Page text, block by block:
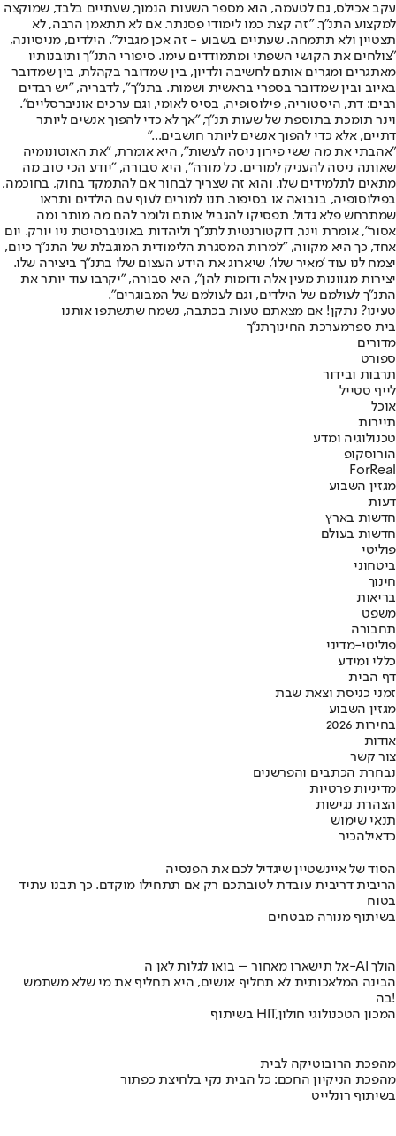
עקב אכילס, גם לטעמה, הוא מספר השעות הנמוך, שעתיים בלבד, שמוקצה
למקצוע התנ"ך. "זה קצת כמו לימודי פסנתר. אם לא תתאמן הרבה, לא
תצטיין ולא תתמחה. שעתיים בשבוע - זה אכן מגביל". הילדים, מניסיונה,
"צולחים את הקושי השפתי ומתמודדים עימו. סיפורי התנ"ך ותובנותיו
מאתגרים ומגרים אותם לחשיבה ולדיון, בין שמדובר בקהלת, בין שמדובר
באיוב ובין שמדובר בספרי בראשית ושמות. בתנ"ך", לדבריה, "יש רבדים
רבים: דת, היסטוריה, פילוסופיה, בסיס לאומי, וגם ערכים אוניברסליים".
וינר תומכת בתוספת של שעות תנ"ך, "אך לא כדי להפוך אנשים ליותר
דתיים, אלא כדי להפוך אנשים ליותר חושבים..."
"אהבתי את מה ששי פירון ניסה לעשות", היא אומרת, "את האוטונומיה
שאותה ניסה להעניק למורים. כל מורה", היא סבורה, "יודע הכי טוב מה
מתאים לתלמידים שלו, והוא זה שצריך לבחור אם להתמקד בחוק, בחוכמה,
בפילוסופיה, בנבואה או בסיפור. תנו למורים לעוף עם הילדים ותראו
שמתרחש פלא גדול. תפסיקו להגביל אותם ולומר להם מה מותר ומה
אסור", אומרת וינר, דוקטורנטית לתנ"ך וליהדות באוניברסיטת ניו יורק. יום
אחד, כך היא מקווה, "למרות המסגרת הלימודית המוגבלת של התנ"ך כיום,
יצמח לנו עוד 'מאיר שלו', שיארוג את הידע העצום שלו בתנ"ך ביצירה שלו.
יצירות מגוונות מעין אלה ודומות להן", היא סבורה, "יקרבו עוד יותר את
התנ"ך לעולמם של הילדים, וגם לעולמם של המבוגרים".
טעינו? נתקן! אם מצאתם טעות בכתבה, נשמח שתשתפו אותנו
בית ספרמערכת החינוךתנ''ך
מדורים
ספורט
תרבות ובידור
לייף סטייל
אוכל
תיירות
טכנולוגיה ומדע
הורוסקופ
ForReal
מגזין השבוע
דעות
חדשות בארץ
חדשות בעולם
פוליטי
ביטחוני
חינוך
בריאות
משפט
תחבורה
פוליטי-מדיני
כללי ומידע
דף הבית
זמני כניסת וצאת שבת
מגזין השבוע
בחירות 2026
אודות
צור קשר
נבחרת הכתבים והפרשנים
מדיניות פרטיות
הצהרת נגישות
תנאי שימוש
כדאילהכיר
הסוד של איינשטיין שיגדיל לכם את הפנסיה
הריבית דריבית עובדת לטובתכם רק אם תתחילו מוקדם. כך תבנו עתיד
בטוח
בשיתוף מנורה מבטחים
אל תישארו מאחור – בואו לגלות לאן ה-AI הולך
הבינה המלאכותית לא תחליף אנשים, היא תחליף את מי שלא משתמש
בה!
בשיתוף HIT,המכון הטכנולוגי חולון
מהפכת הרובוטיקה לבית
מהפכת הניקיון החכם: כל הבית נקי בלחיצת כפתור
בשיתוף רונלייט